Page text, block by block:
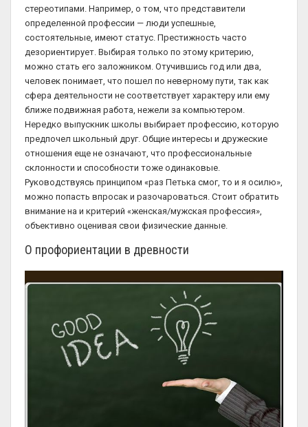
стереотипами. Например, о том, что представители
определенной профессии — люди успешные,
состоятельные, имеют статус. Престижность часто
дезориентирует. Выбирая только по этому критерию,
можно стать его заложником. Отучившись год или два,
человек понимает, что пошел по неверному пути, так как
сфера деятельности не соответствует характеру или ему
ближе подвижная работа, нежели за компьютером.
Нередко выпускник школы выбирает профессию, которую
предпочел школьный друг. Общие интересы и дружеские
отношения еще не означают, что профессиональные
склонности и способности тоже одинаковые.
Руководствуясь принципом «раз Петька смог, то и я осилю»,
можно попасть впросак и разочароваться. Стоит обратить
внимание на и критерий «женская/мужская профессия»,
объективно оценивая свои физические данные.
О профориентации в древности